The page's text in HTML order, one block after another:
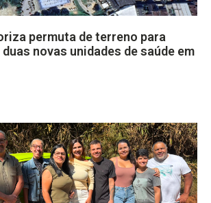
permuta de terreno para
novas unidades de saúde em